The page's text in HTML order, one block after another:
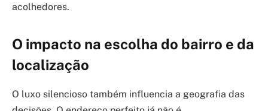
acolhedores.
O impacto na escolha do bairro e da
localização
O luxo silencioso também influencia a geografia das